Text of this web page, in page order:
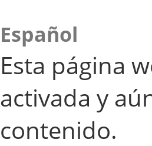
Español
Esta página
activada y
contenido.